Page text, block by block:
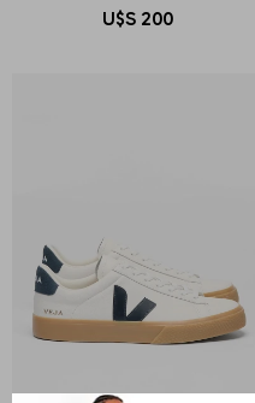
U$S 200